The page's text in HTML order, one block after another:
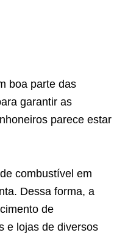
boa parte das
garantir as
parece estar
combustível em
Dessa forma, a
de
e lojas de diversos